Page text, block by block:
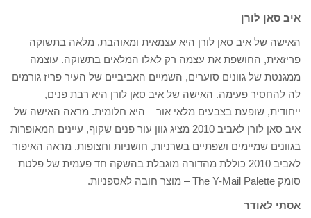
איב סאן לורן
האישה של איב סאן לורן היא עצמאית ומאוהבת, מלאה בתשוקה
פריזאית, החושפת את עצמה רק לאלו המלאים בתשוקה. עוצמה
ממגנטת של גוונים סוערים, השמיים האביביים של העיר פריז גורמים
לה להחסיר פעימה. האישה של איב סאן לורן היא רבת פנים,
ייחודית, שופעת בצבעים מלאי אור – היא חלומית. מראה האישה של
איב סאן לורן לאביב 2010 מציג גוון עור פנים שקוף, עיינים המאופרות
בגוונים שמיימים ושפתיים בשרניות, חושניות וחצופות. מראה האיפור
לאביב 2010 כוללת מהדורה מוגבלת בהשקה חד פעמית של פלטת
סומק The Y-Mail Palette – מוצר חובה לאספניות.
אסתי לאודר